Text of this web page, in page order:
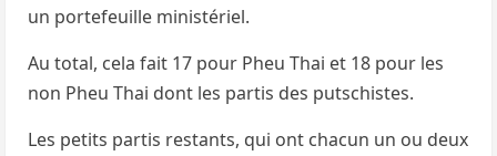
un portefeuille ministériel.
Au total, cela fait 17 pour Pheu Thai et 18 pour les
non Pheu Thai dont les partis des putschistes.
Les petits partis restants, qui ont chacun un ou deux